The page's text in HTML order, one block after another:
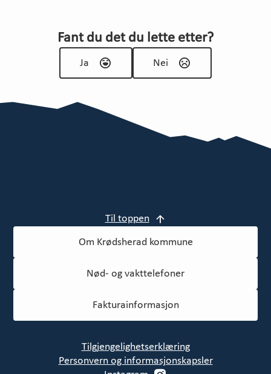
Fant du det du lette etter?
Ja Nei
Til toppen
Om Krødsherad kommune
Nød- og vakttelefoner
Fakturainformasjon
Tilgjengelighetserklæring
Personvern og informasjonskapsler